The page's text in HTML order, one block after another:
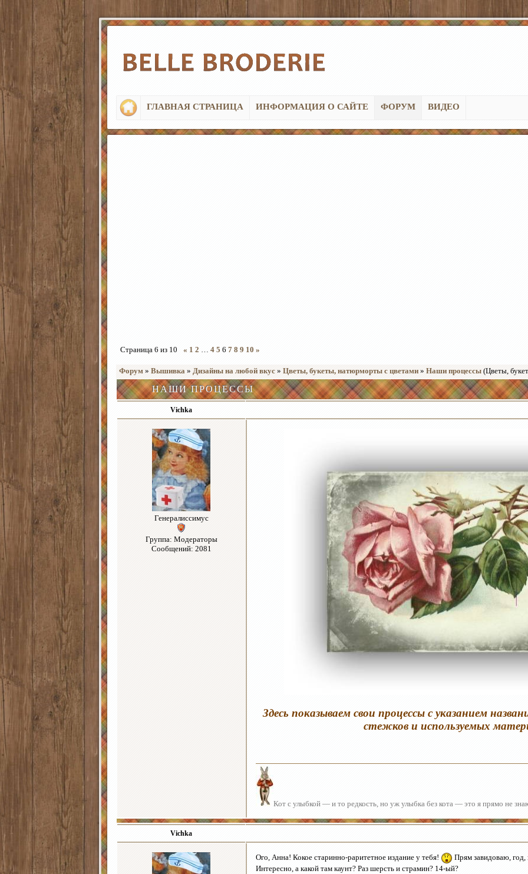
ГЛАВНАЯ СТРАНИЦА ИНФОРМАЦИЯ О САЙТЕ ФОРУМ ВИДЕО
Страница 6 из 10 « 1 2 … 4 5 6 7 8 9 10 »
Форум » Вышивка » Дизайны на любой вкус » Цветы, букеты, натюрморты с цветами » Наши процессы (Цветы,
НАШИ ПРОЦЕССЫ
Vichka
Генералиссимус
Группа: Модераторы
Сообщений: 2081
Здесь показываем свои процессы с указанием
стежков и используемых
Кот с улыбкой — и то редкость, но уж улыбка без кота — это я прямо не
Vichka
Ого, Анна! Кокое старинно-раритетное издание у тебя!
Прям завидоваю, год,
Интересно, а какой там каунт? Раз шерсть и страмин? 14-ый?